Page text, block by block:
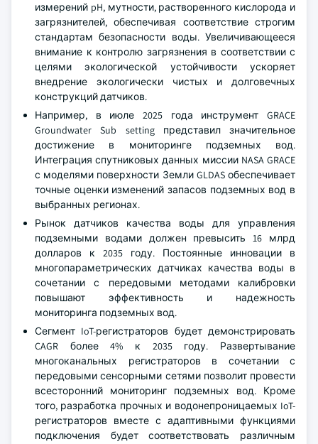
измерений pH, мутности, растворенного кислорода и
загрязнителей, обеспечивая соответствие строгим
стандартам безопасности воды. Увеличивающееся
внимание к контролю загрязнения в соответствии с
целями экологической устойчивости ускоряет
внедрение экологически чистых и долговечных
конструкций датчиков.
Например, в июле 2025 года инструмент GRACE
Groundwater Sub setting представил значительное
достижение в мониторинге подземных вод.
Интеграция спутниковых данных миссии NASA GRACE
с моделями поверхности Земли GLDAS обеспечивает
точные оценки изменений запасов подземных вод в
выбранных регионах.
Рынок датчиков качества воды для управления
подземными водами должен превысить 16 млрд
долларов к 2035 году. Постоянные инновации в
многопараметрических датчиках качества воды в
сочетании с передовыми методами калибровки
повышают эффективность и надежность
мониторинга подземных вод.
Сегмент IoT-регистраторов будет демонстрировать
CAGR более 4% к 2035 году. Развертывание
многоканальных регистраторов в сочетании с
передовыми сенсорными сетями позволит провести
всесторонний мониторинг подземных вод. Кроме
того, разработка прочных и водонепроницаемых IoT-
регистраторов вместе с адаптивными функциями
подключения будет соответствовать различным